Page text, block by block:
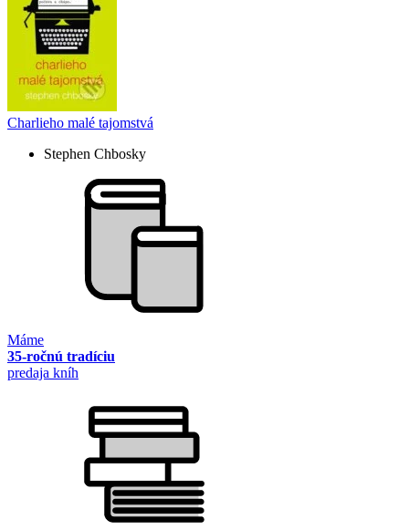
Charlieho malé tajomstvá
Stephen Chbosky
Máme
35-ročnú tradíciu
predaja kníh